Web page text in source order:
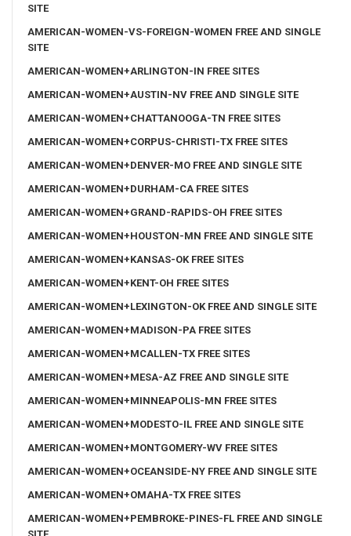
SITE
AMERICAN-WOMEN-VS-FOREIGN-WOMEN FREE AND SINGLE
SITE
AMERICAN-WOMEN+ARLINGTON-IN FREE SITES
AMERICAN-WOMEN+AUSTIN-NV FREE AND SINGLE SITE
AMERICAN-WOMEN+CHATTANOOGA-TN FREE SITES
AMERICAN-WOMEN+CORPUS-CHRISTI-TX FREE SITES
AMERICAN-WOMEN+DENVER-MO FREE AND SINGLE SITE
AMERICAN-WOMEN+DURHAM-CA FREE SITES
AMERICAN-WOMEN+GRAND-RAPIDS-OH FREE SITES
AMERICAN-WOMEN+HOUSTON-MN FREE AND SINGLE SITE
AMERICAN-WOMEN+KANSAS-OK FREE SITES
AMERICAN-WOMEN+KENT-OH FREE SITES
AMERICAN-WOMEN+LEXINGTON-OK FREE AND SINGLE SITE
AMERICAN-WOMEN+MADISON-PA FREE SITES
AMERICAN-WOMEN+MCALLEN-TX FREE SITES
AMERICAN-WOMEN+MESA-AZ FREE AND SINGLE SITE
AMERICAN-WOMEN+MINNEAPOLIS-MN FREE SITES
AMERICAN-WOMEN+MODESTO-IL FREE AND SINGLE SITE
AMERICAN-WOMEN+MONTGOMERY-WV FREE SITES
AMERICAN-WOMEN+OCEANSIDE-NY FREE AND SINGLE SITE
AMERICAN-WOMEN+OMAHA-TX FREE SITES
AMERICAN-WOMEN+PEMBROKE-PINES-FL FREE AND SINGLE
SITE